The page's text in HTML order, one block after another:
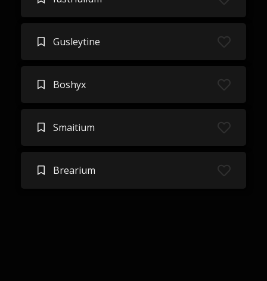
Gusleytine
Boshyx
Smaitium
Brearium